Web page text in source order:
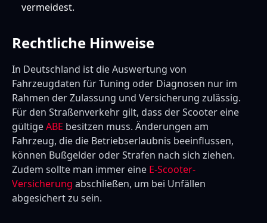
vermeidest.
Rechtliche Hinweise
In Deutschland ist die Auswertung von
Fahrzeugdaten für Tuning oder Diagnosen nur im
Rahmen der Zulassung und Versicherung zulässig.
Für den Straßenverkehr gilt, dass der Scooter eine
gültigeABE besitzen muss. Änderungen am
Fahrzeug, die die Betriebserlaubnis beeinflussen,
können Bußgelder oder Strafen nach sich ziehen.
Zudem sollte man immer eine E-Scooter-
Versicherung abschließen, um bei Unfällen
abgesichert zu sein.